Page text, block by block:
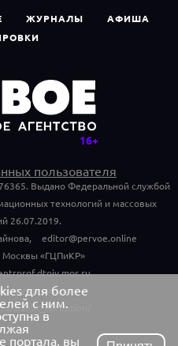
ЖУРНАЛЫ
АФИША
пользователя
Выдано Федеральной службой
технологий и массовых
26.07.2019.
editor@pervoe.online
Москвы «ГЦПиКР»
учредителю:
public_reception/
для более
с ним.
в
портала, вы